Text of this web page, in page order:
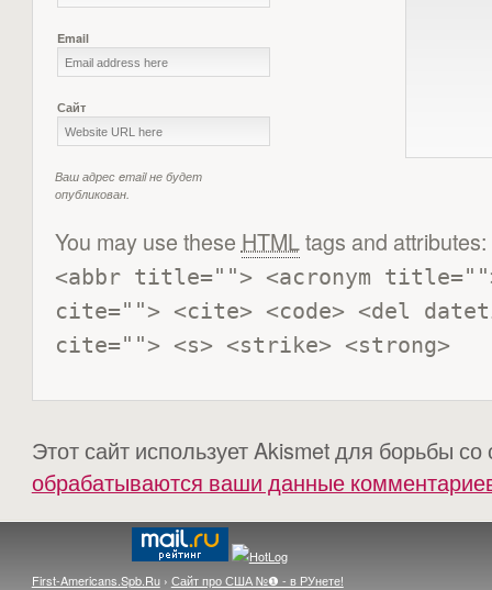
Email
Сайт
Ваш адрес email не будет
опубликован.
You may use these HTMLtags and attributes:
<abbr title=""> <acronym
cite=""> <cite> <code> <del
cite=""> <s> <strike> <strong>
Этот сайт использует Akismet для борьбы
обрабатываются ваши данные
First-Americans.Spb.Ru› Сайт про США №❶ - в РУнете!